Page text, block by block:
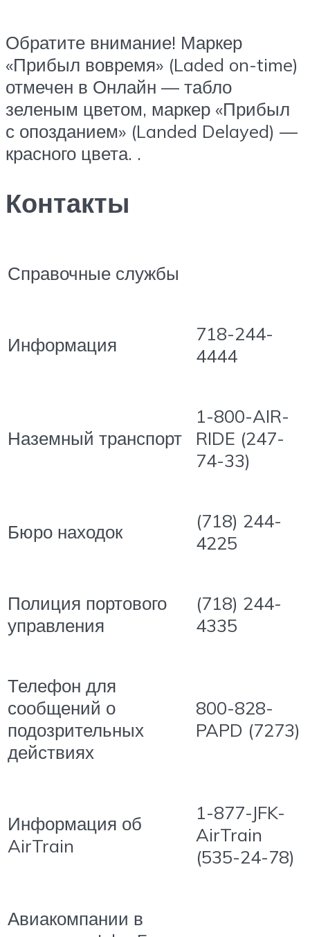
Обратите внимание! Маркер
«Прибыл вовремя» (Laded on-time)
отмечен в Онлайн — табло
зеленым цветом, маркер «Прибыл
с опозданием» (Landed Delayed) —
красного цвета. .
Контакты
Справочные службы
Информация
718-244-
4444
Наземный транспорт
1-800-AIR-
RIDE (247-
74-33)
Бюро находок
(718) 244-
4225
Полиция портового
управления
(718) 244-
4335
Телефон для
сообщений о
подозрительных
действиях
800-828-
PAPD (7273)
Информация об
AirTrain
1-877-JFK-
AirTrain
(535-24-78)
Авиакомпании в